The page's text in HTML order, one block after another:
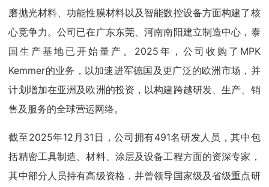
磨抛光材料、功能性膜材料以及智能数控设备方面构建了核
心竞争力。公司已在广东东莞、河南南阳建立制造中心，泰
国生产基地已开始量产。2025年，公司收购了MPK
Kemmer的业务，以加速进军德国及更广泛的欧洲市场，并
计划增加在亚洲及欧洲的投资，以构建跨越研发、生产、销
售及服务的全球营运网络。
截至2025年12月31日，公司拥有491名研发人员，其中包
括精密工具制造、材料、涂层及设备工程方面的资深专家，
其中部分人员持有高级资格，并曾领导国家级及省级重点研